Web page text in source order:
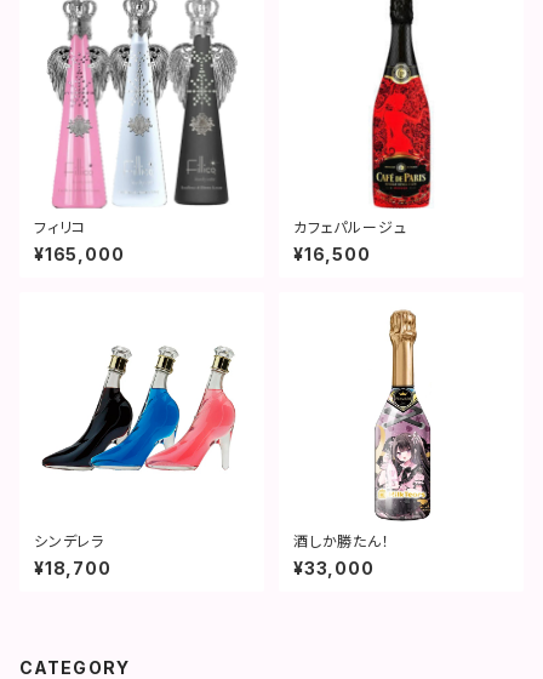
フィリコ
¥165,000
カフェパルージュ
¥16,500
シンデレラ
¥18,700
酒しか勝たん！
¥33,000
CATEGORY